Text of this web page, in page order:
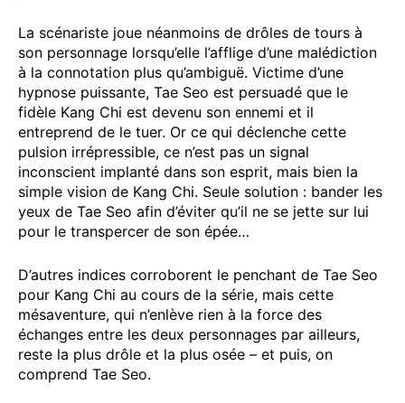
La scénariste joue néanmoins de drôles de tours à
son personnage lorsqu’elle l’afflige d’une malédiction
à la connotation plus qu’ambiguë. Victime d’une
hypnose puissante, Tae Seo est persuadé que le
fidèle Kang Chi est devenu son ennemi et il
entreprend de le tuer. Or ce qui déclenche cette
pulsion irrépressible, ce n’est pas un signal
inconscient implanté dans son esprit, mais bien la
simple vision de Kang Chi. Seule solution : bander les
yeux de Tae Seo afin d’éviter qu’il ne se jette sur lui
pour le transpercer de son épée…
D’autres indices corroborent le penchant de Tae Seo
pour Kang Chi au cours de la série, mais cette
mésaventure, qui n’enlève rien à la force des
échanges entre les deux personnages par ailleurs,
reste la plus drôle et la plus osée – et puis, on
comprend Tae Seo.